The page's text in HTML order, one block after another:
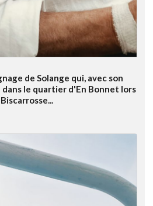
de Solange qui, avec son
dans le quartier d'En Bonnet lors